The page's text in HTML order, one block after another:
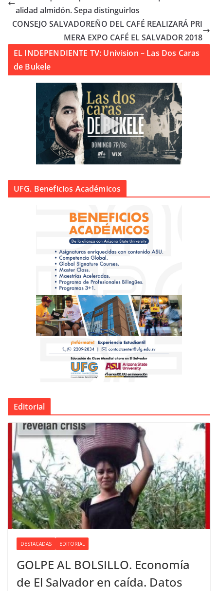
alidad almidón. Sepa distinguirlos
CONSEJO SALVADOREÑO DEL CAFÉ REALIZARÁ PRI
MERA EXPO CAFÉ EL SALVADOR 2018
EL INDEPENDIENTE TV: Univision – Las Dos Caras
de Bukele
UFG. Beneficios Académicos
Editorial
DESTACADAS EDITORIAL
GOLPE AL BOLSILLO. Economía
de El Salvador en caída. Datos